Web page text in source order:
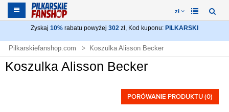
zł
Zyskaj 10% rabatu powyżej 302 zł, Kod kuponu: PILKARSKI
Pilkarskiefanshop.com Koszulka Alisson Becker
Koszulka Alisson Becker
PORÓWANIE PRODUKTU (0)